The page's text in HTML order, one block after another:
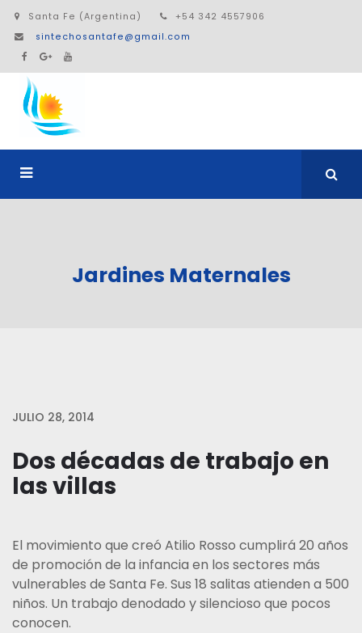
Santa Fe (Argentina)
+54 342 4557906
sintechosantafe@gmail.com
Jardines Maternales
JULIO 28, 2014
Dos décadas de trabajo en
las villas
El movimiento que creó Atilio Rosso cumplirá 20 años
de promoción de la infancia en los sectores más
vulnerables de Santa Fe. Sus 18 salitas atienden a 500
niños. Un trabajo denodado y silencioso que pocos
conocen.